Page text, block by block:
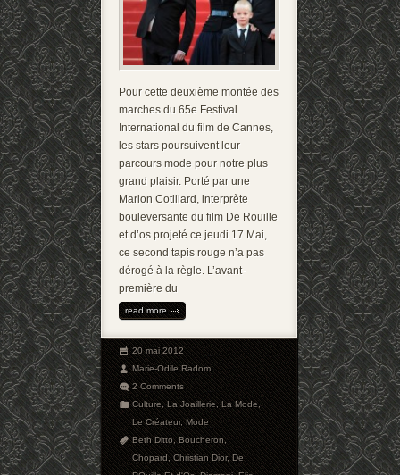
Pour cette deuxième montée des
marches du 65e Festival
International du film de Cannes,
les stars poursuivent leur
parcours mode pour notre plus
grand plaisir. Porté par une
Marion Cotillard, interprète
bouleversante du film De Rouille
et d’os projeté ce jeudi 17 Mai,
ce second tapis rouge n’a pas
dérogé à la règle. L’avant-
première du
read more
20 mai 2012
Marie-Odile Radom
2 Comments
Culture,La Joaillerie,La Mode,
Le Créateur,Mode
Beth Ditto,Boucheron,
Chopard,Christian Dior,De